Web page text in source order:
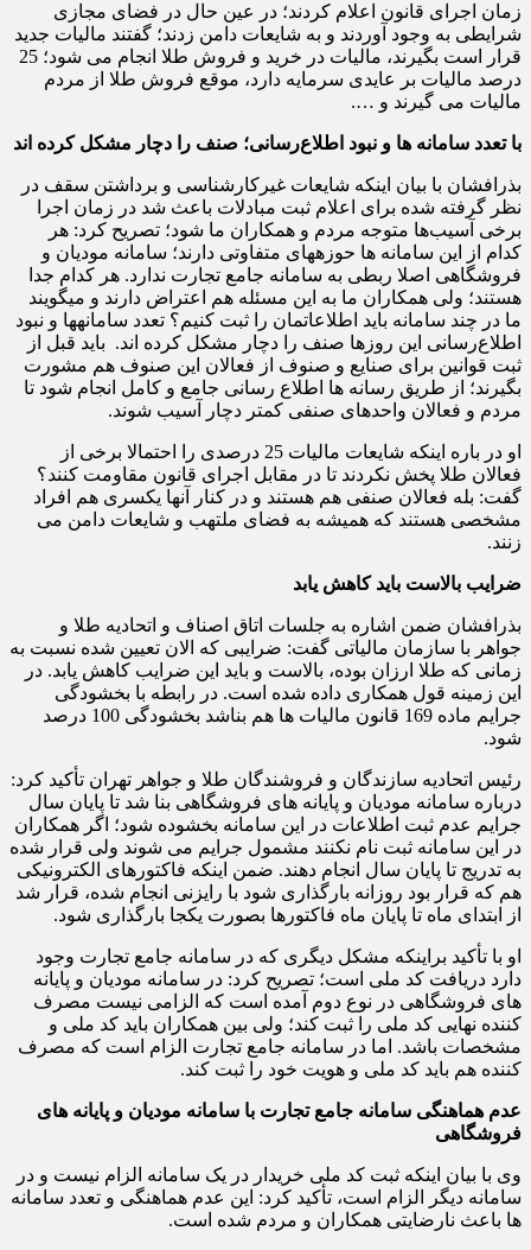
زمان اجرای قانون اعلام کردند؛ در عین حال در فضای مجازی
شرایطی به وجود آوردند و به شایعات دامن زدند؛ گفتند مالیات جدید
قرار است بگیرند، مالیات در خرید و فروش طلا انجام می شود؛ 25
درصد مالیات بر عایدی سرمایه دارد، موقع فروش طلا از مردم
مالیات می گیرند و ….
با تعدد سامانه ها و نبود اطلاع‌رسانی؛ صنف را دچار مشکل کرده اند
بذرافشان با بیان اینکه شایعات غیرکارشناسی و برداشتن سقف در
نظر گرفته شده برای اعلام ثبت مبادلات باعث شد در زمان اجرا
برخی آسیب‌ها متوجه مردم و همکاران ما شود؛ تصریح کرد: هر
کدام از این سامانه ها حوزه‎های متفاوتی دارند؛ سامانه مودیان و
فروشگاهی اصلا ربطی به سامانه جامع تجارت ندارد. هر کدام جدا
هستند؛ ولی همکاران ما به این مسئله هم اعتراض دارند و می‎گویند
ما در چند سامانه باید اطلاعات‎مان را ثبت کنیم؟ تعدد سامانه‎ها و نبود
اطلاع‌رسانی این روزها صنف را دچار مشکل کرده اند. باید قبل از
ثبت قوانین برای صنایع و صنوف از فعالان این صنوف هم مشورت
بگیرند؛ از طریق رسانه ها اطلاع رسانی جامع و کامل انجام شود تا
مردم و فعالان واحدهای صنفی کمتر دچار آسیب شوند.
او در باره اینکه شایعات مالیات 25 درصدی را احتمالا برخی از
فعالان طلا پخش نکردند تا در مقابل اجرای قانون مقاومت کنند؟
گفت: بله فعالان صنفی هم هستند و در کنار آنها یکسری هم افراد
مشخصی هستند که همیشه به فضای ملتهب و شایعات دامن می
زنند.
ضرایب بالاست باید کاهش یابد
بذرافشان ضمن اشاره به جلسات اتاق اصناف و اتحادیه طلا و
جواهر با سازمان مالیاتی گفت: ضرایبی که الان تعیین شده نسبت به
زمانی که طلا ارزان بوده، بالاست و باید این ضرایب کاهش یابد. در
این زمینه قول همکاری داده شده است. در رابطه با بخشودگی
جرایم ماده 169 قانون مالیات ها هم بناشد بخشودگی 100 درصد
شود.
رئیس اتحادیه سازندگان و فروشندگان طلا و جواهر تهران تأکید کرد:
درباره سامانه مودیان و پایانه های فروشگاهی بنا شد تا پایان سال
جرایم عدم ثبت اطلاعات در این سامانه بخشوده شود؛ اگر همکاران
در این سامانه ثبت نام نکنند مشمول جرایم می شوند ولی قرار شده
به تدریج تا پایان سال انجام دهند. ضمن اینکه فاکتورهای الکترونیکی
هم که قرار بود روزانه بارگذاری شود با رایزنی انجام شده، قرار شد
از ابتدای ماه تا پایان ماه فاکتورها بصورت یکجا بارگذاری شود.
او با تأکید براینکه مشکل دیگری که در سامانه جامع تجارت وجود
دارد دریافت کد ملی است؛ تصریح کرد: در سامانه مودیان و پایانه
های فروشگاهی در نوع دوم آمده است که الزامی نیست مصرف
کننده نهایی کد ملی را ثبت کند؛ ولی بین همکاران باید کد ملی و
مشخصات باشد. اما در سامانه جامع تجارت الزام است که مصرف
کننده هم باید کد ملی و هویت خود را ثبت کند.
عدم هماهنگی سامانه جامع تجارت با سامانه مودیان و پایانه های
فروشگاهی
وی با بیان اینکه ثبت کد ملی خریدار در یک سامانه الزام نیست و در
سامانه دیگر الزام است، تأکید کرد: این عدم هماهنگی و تعدد سامانه
ها باعث نارضایتی همکاران و مردم شده است.